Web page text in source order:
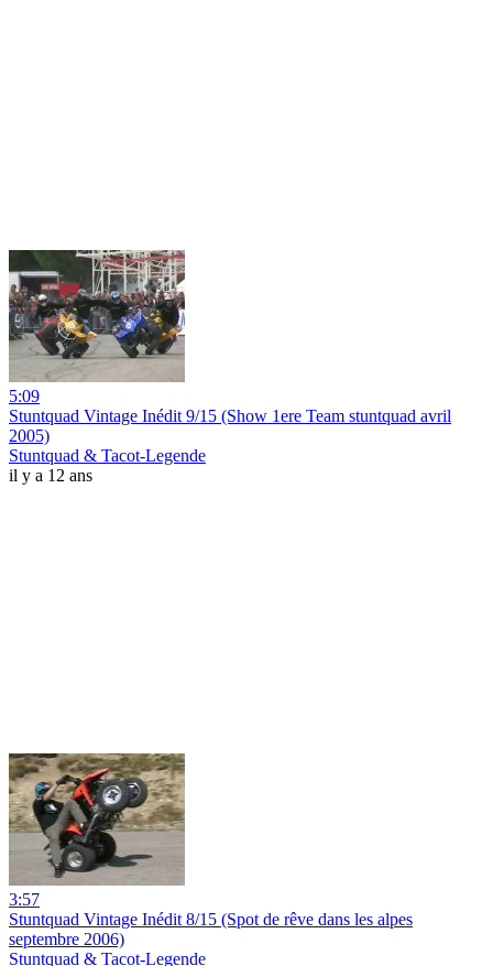
5:09
Stuntquad Vintage Inédit 9/15 (Show 1ere Team stuntquad avril
2005)
Stuntquad & Tacot-Legende
il y a 12 ans
3:57
Stuntquad Vintage Inédit 8/15 (Spot de rêve dans les alpes
septembre 2006)
Stuntquad & Tacot-Legende